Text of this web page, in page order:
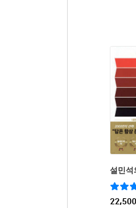
설민석
22,500